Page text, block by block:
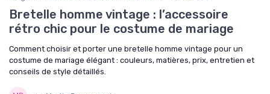
Bretelle homme vintage : l’accessoire
rétro chic pour le costume de mariage
Comment choisir et porter une bretelle homme vintage pour un
costume de mariage élégant : couleurs, matières, prix, entretien et
conseils de style détaillés.